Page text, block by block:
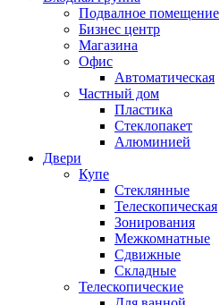
Подвалное помещение
Бизнес центр
Магазина
Офис
Автоматическая
Частный дом
Пластика
Стеклопакет
Алюминией
Двери
Купе
Стеклянные
Телескопическая
Зонирования
Межкомнатные
Сдвижные
Складные
Телескопические